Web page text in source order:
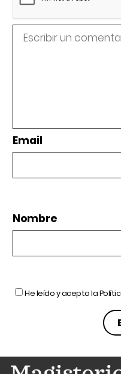
Email
Nombre
He leído y acepto la